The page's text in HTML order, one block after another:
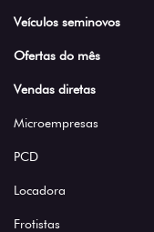
Veículos seminovos
Ofertas do mês
Vendas diretas
Microempresas
PCD
Locadora
Frotistas